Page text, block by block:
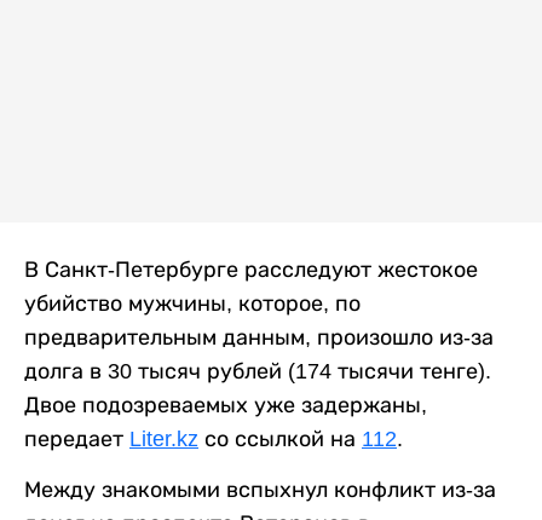
В Санкт-Петербурге расследуют жестокое
убийство мужчины, которое, по
предварительным данным, произошло из-за
долга в 30 тысяч рублей (174 тысячи тенге).
Двое подозреваемых уже задержаны,
передает Liter.kz со ссылкой на 112.
Между знакомыми вспыхнул конфликт из-за